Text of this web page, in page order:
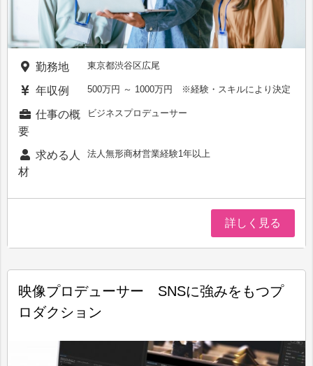
勤務地 東京都渋谷区広尾
年収例 500万円 ～ 1000万円 ※経験・スキルにより決定
仕事の概
要
ビジネスプロデューサー
求める人
材
法人無形商材営業経験1年以上
詳しく見る
映像プロデューサー SNSに強みをもつプ
ロダクション